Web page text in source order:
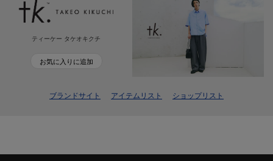
ティーケー タケオキクチ
お気に入りに追加
ブランドサイト アイテムリスト ショップリスト